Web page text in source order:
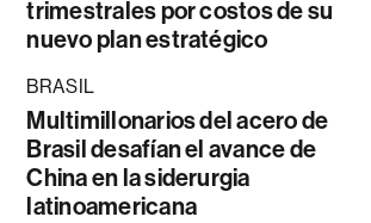
trimestrales por costos de su
nuevo plan estratégico
BRASIL
Multimillonarios del acero de
Brasil desafían el avance de
China en la siderurgia
latinoamericana